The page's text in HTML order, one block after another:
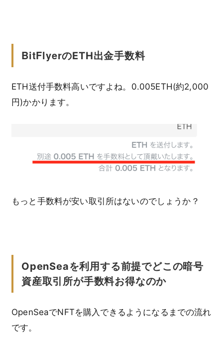
BitFlyerのETH出金手数料
ETH送付手数料高いですよね。0.005ETH(約2,000
円)かかります。
もっと手数料が安い取引所はないのでしょうか？
OpenSeaを利用する前提でどこの暗号
資産取引所が手数料お得なのか
OpenSeaでNFTを購入できるようになるまでの流れ
です。